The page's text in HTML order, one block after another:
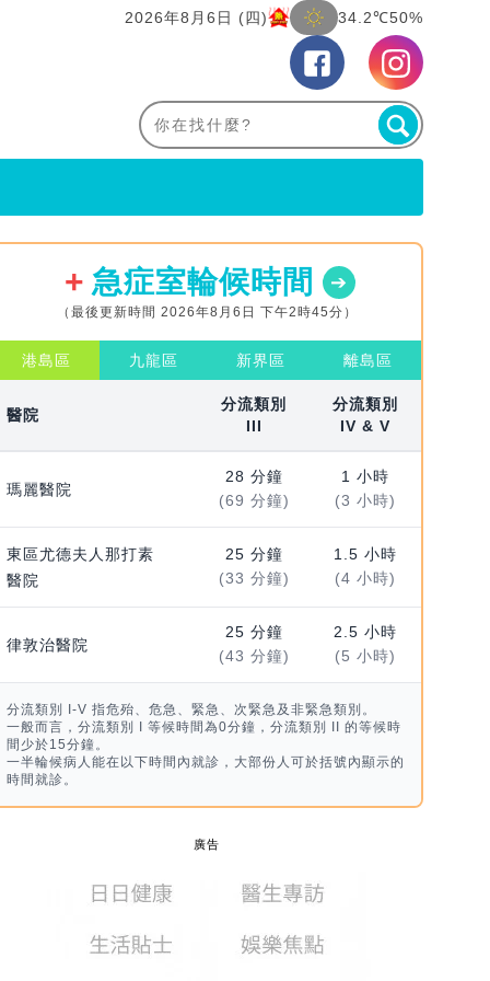
2026年8月6日 (四) 34.2℃50%
急症室輪候時間
（最後更新時間 2026年8月6日 下午2時45分）
港島區 九龍區 新界區 離島區
醫院
分流類別
III
分流類別
IV & V
瑪麗醫院
28 分鐘
(69 分鐘)
1 小時
(3 小時)
東區尤德夫人那打素
醫院
25 分鐘
(33 分鐘)
1.5 小時
(4 小時)
律敦治醫院
25 分鐘
(43 分鐘)
2.5 小時
(5 小時)
分流類別 I-V 指危殆、危急、緊急、次緊急及非緊急類別。
一般而言，分流類別 I 等候時間為0分鐘，分流類別 II 的等候時
間少於15分鐘。
一半輪候病人能在以下時間內就診，大部份人可於括號內顯示的
時間就診。
廣告